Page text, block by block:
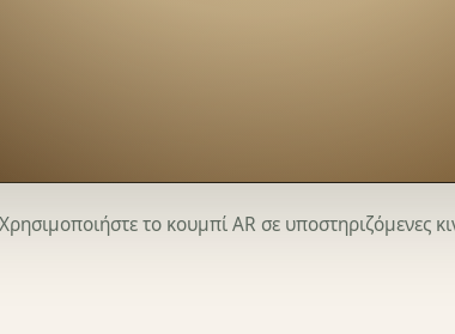
το κουμπί AR σε υποστηριζόμενες